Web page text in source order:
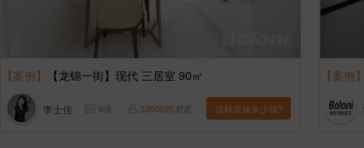
【案例】 【龙锦一街】现代 三居室 90㎡
李士佳 6张 3360695浏览 这样装修多少钱?
【案例